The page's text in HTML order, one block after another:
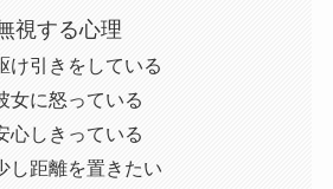
視する心理
引きをしている
に怒っている
しきっている
距離を置きたい